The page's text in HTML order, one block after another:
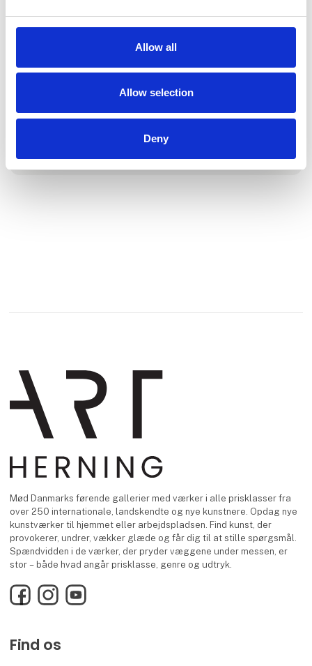
Allow all
Allow selection
Deny
en lang række internationale gallerier og kunstnere. Det er
virksomheder og institutioner løbende, relevant og
kunstoplevelser i en bredere forstand.
Vi er et trænet team af rådgivere, der ikke laver andet end at
sondre imellem det geniale, det gode, det dårlige og det
Mød Danmarks førende gallerier med værker i alle prisklasser fra
over 250 internationale, landskendte og nye kunstnere. Opdag nye
kunstværker til hjemmet eller arbejdspladsen. Find kunst, der
provokerer, undrer, vækker glæde og får dig til at stille spørgsmål.
Spændvidden i de værker, der pryder væggene under messen, er
stor – både hvad angår prisklasse, genre og udtryk.
FacebookInstagramYouTube
Find os